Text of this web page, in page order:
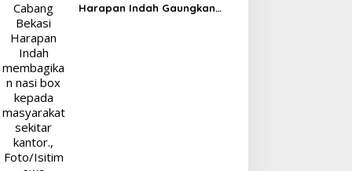
Harapan Indah Gaungkan